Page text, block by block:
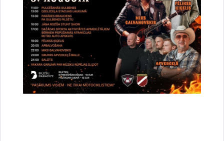
Izmanto Google Analytics, lai samazinātu
pieprasījuma līmeni.
1 minūte
_gid